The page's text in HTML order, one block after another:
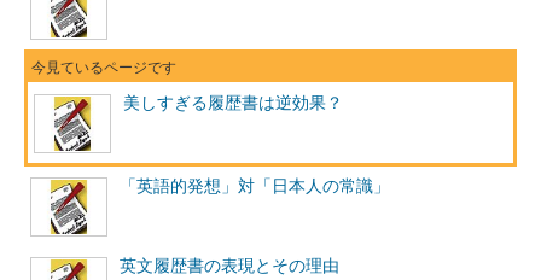
美しすぎる履歴書は逆効果？
「英語的発想」対「日本人の常識」
英文履歴書の表現とその理由